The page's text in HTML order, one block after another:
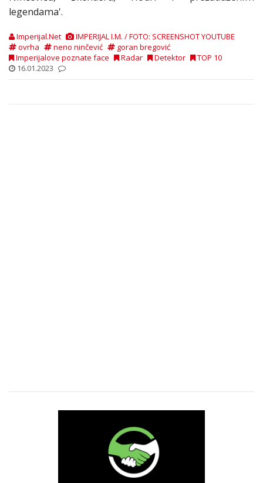
legendama'.
Imperijal.Net
IMPERIJAL I.M. / FOTO: SCREENSHOT YOUTUBE
ovrha
neno ninčević
goran bregović
Imperijalove poznate face
Radar Detektor
TOP 10
16.01.2023